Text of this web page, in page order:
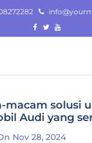
macam solusi
Audi yang
Nov 28, 2024